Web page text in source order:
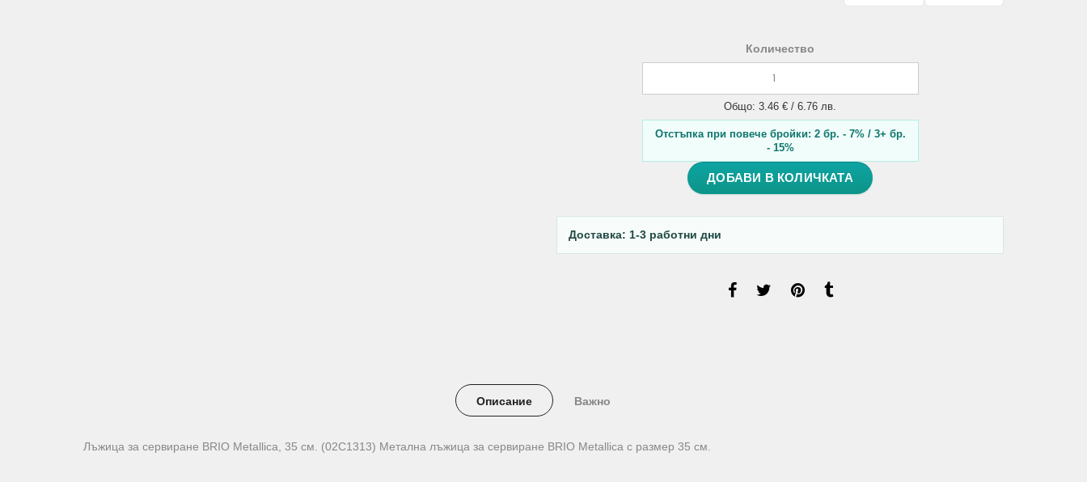
Количество
Общо: 3.46 € / 6.76 лв.
Отстъпка при повече бройки: 2 бр. - 7% / 3+ бр.
- 15%
ДОБАВИ В КОЛИЧКАТА
Доставка: 1-3 работни дни
Описание Важно
Лъжица за сервиране BRIO Metallica, 35 см. (02C1313) Метална лъжица за сервиране BRIO Metallica с размер 35 см.